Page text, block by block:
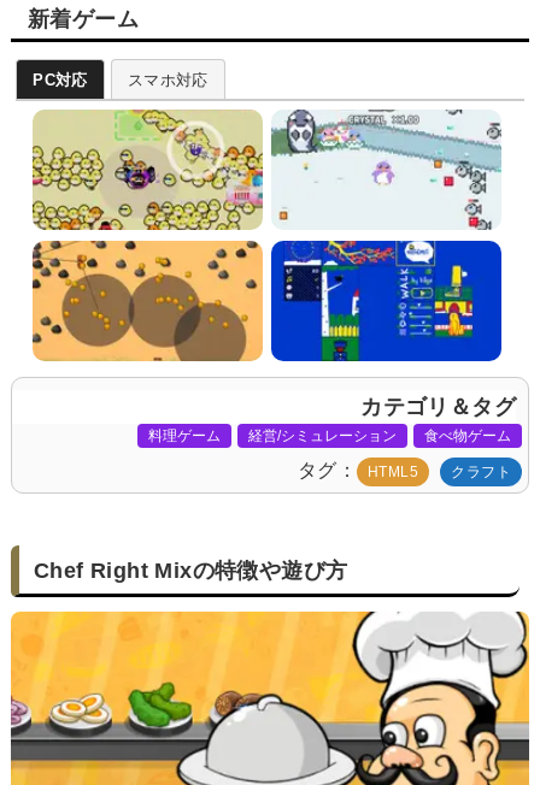
新着ゲーム
PC対応 スマホ対応
カテゴリ＆タグ
料理ゲーム 経営/シミュレーション 食べ物ゲーム
タグ HTML5 クラフト
Chef Right Mixの特徴や遊び方